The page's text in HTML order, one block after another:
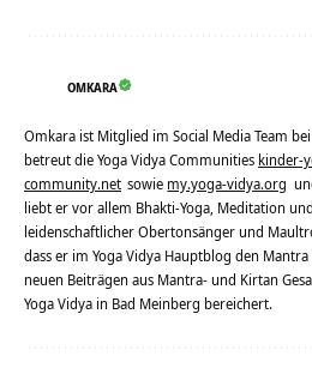
OMKARA
Omkara ist Mitglied im Social Media Team
betreut die Yoga Vidya Communities kinder-
community.net sowie my.yoga-vidya.org
liebt er vor allem Bhakti-Yoga, Meditation
leidenschaftlicher Obertonsänger und
dass er im Yoga Vidya Hauptblog den
neuen Beiträgen aus Mantra- und Kirtan
Yoga Vidya in Bad Meinberg bereichert.